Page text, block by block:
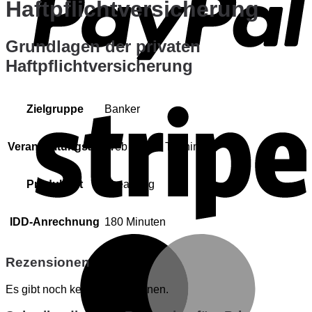
Haftpflichtversicherung
Grundlagen der privaten
Haftpflichtversicherung
Zielgruppe Banker
Veranstaltungsart Web Based Training
Produktart eLearning
IDD-Anrechnung 180 Minuten
Rezensionen
Es gibt noch keine Rezensionen.